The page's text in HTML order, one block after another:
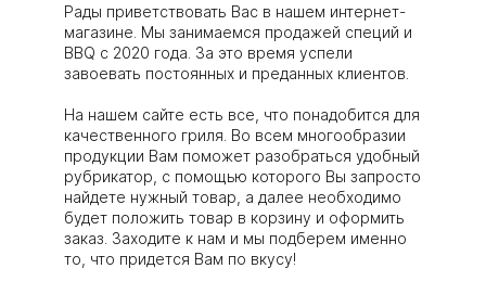
Рады приветствовать Вас в нашем интернет-
магазине. Мы занимаемся продажей специй и
BBQ с 2020 года. За это время успели
завоевать постоянных и преданных клиентов.
На нашем сайте есть все, что понадобится для
качественного гриля. Во всем многообразии
продукции Вам поможет разобраться удобный
рубрикатор, с помощью которого Вы запросто
найдете нужный товар, а далее необходимо
будет положить товар в корзину и оформить
заказ. Заходите к нам и мы подберем именно
то, что придется Вам по вкусу!